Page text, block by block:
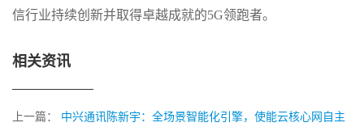
信行业持续创新并取得卓越成就的5G领跑者。
相关资讯
上一篇： 中兴通讯陈新宇：全场景智能化引擎，使能云核心网自主